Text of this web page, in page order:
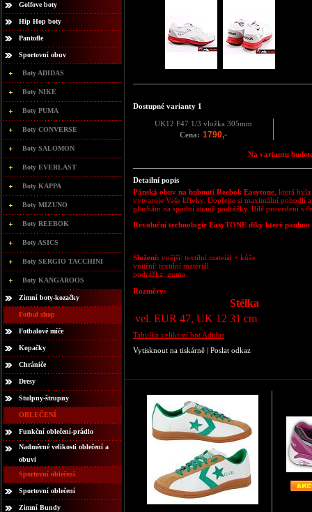
Golfove boty
Hip Hop boty
Pantofle
Sportovní obuv
Boty ADIDAS
Boty NIKE
Boty PUMA
Boty CONVERSE
Boty SALOMON
Boty EVERLAST
Boty KAPPA
Boty MIZUNO
Boty REEBOK
Boty ASICS
Boty SERGIO TACCHINI
Boty KANGAROOS
Zimní boty-kozačky
Fotbal shop
Fotbalové míče
Kopačky
Chrániče
Dresy
Stulpny-štrupny
OBLEČENÍ
Funkční oblečení-prádlo
Nadměrné velikosti oblečení a
obuvi
Sportovní oblečení
Sportovní oblečení
Zimní Bundy
Dostupné varianty 1
UK12 F47 1/3 vložka 305mm
Cena: 1790,-
Na variantu
Detailní popis
Pánská obuv na hubnutí Reebok Easytone , která
vytvaruje Vaše křivky. Dopřejte si maximální pohodlí
plochám na spodní straně podrážky. Bílé provedení s
Revoluční technologie EasyTONE díky které
Složení: vnější: textilní mateiál + kůže
vnitřní: textilní materiál
podrážka: guma
Rozměry:
Stélka
vel. EUR 47, UK 12 31 cm
Tabulka velikostí bot Adidas
Vytisknout na tiskárně | Poslat odkaz